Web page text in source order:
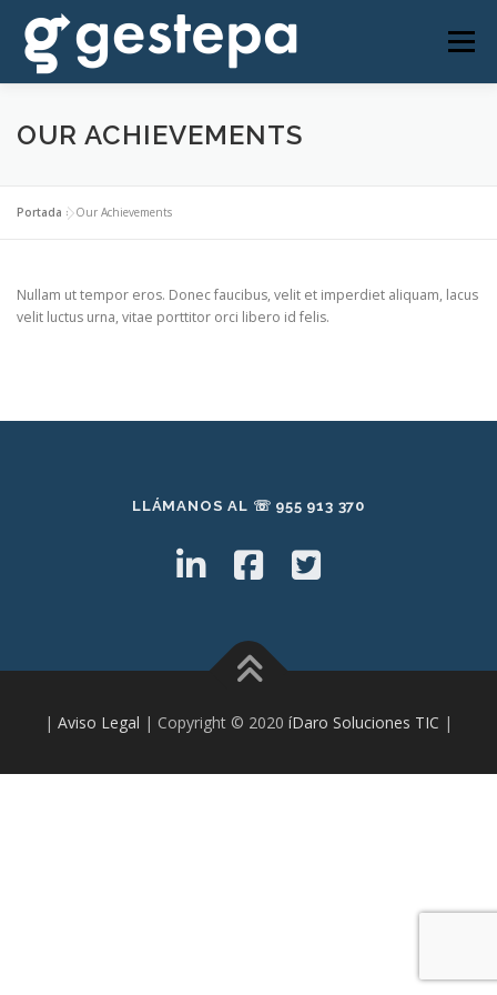
contenido
Menú
NOSOTROS SERVICIOS CONTACTO
ACCESO CLIENTES
OUR ACHIEVEMENTS
Portada »Our Achievements
Nullam ut tempor eros. Donec faucibus, velit et imperdiet aliquam, lacus
velit luctus urna, vitae porttitor orci libero id felis.
LLÁMANOS AL ☏ 955 913 370
| Aviso Legal | Copyright © 2020 íDaro Soluciones TIC |